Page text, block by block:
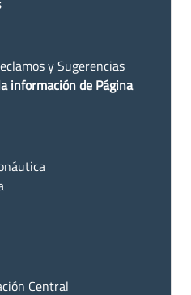
y Sugerencias
información de Página
Central